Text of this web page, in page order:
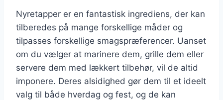
Nyretapper er en fantastisk ingrediens, der kan
tilberedes på mange forskellige måder og
tilpasses forskellige smagspræferencer. Uanset
om du vælger at marinere dem, grille dem eller
servere dem med lækkert tilbehør, vil de altid
imponere. Deres alsidighed gør dem til et ideelt
valg til både hverdag og fest, og de kan